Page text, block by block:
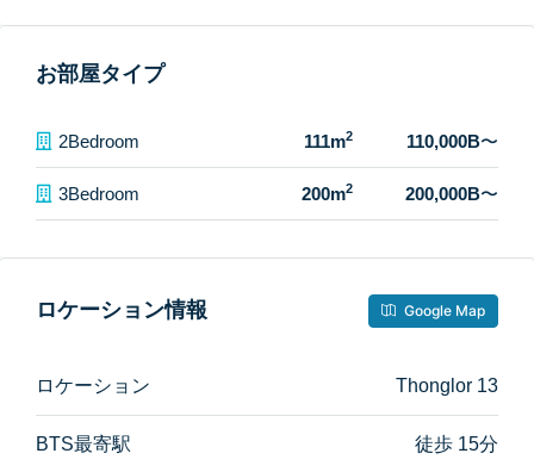
お部屋タイプ
2Bedroom 111m2 110,000B〜
3Bedroom 200m2 200,000B〜
ロケーション情報 Google Map
ロケーション Thonglor 13
BTS最寄駅 徒歩 15分